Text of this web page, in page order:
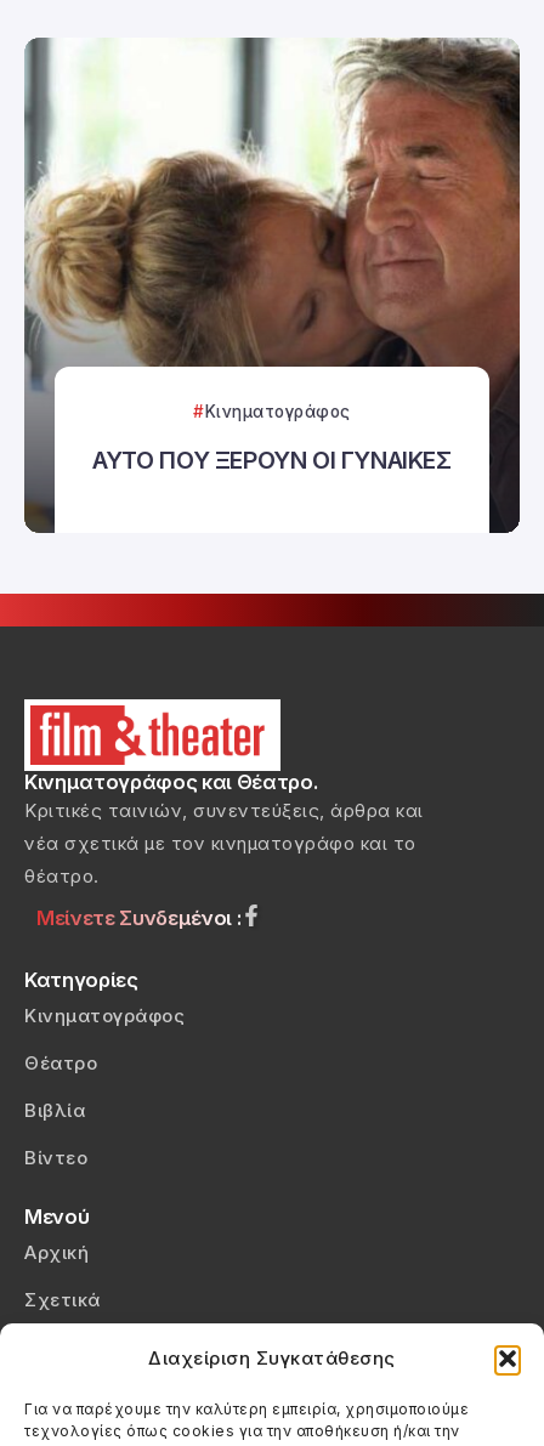
Διαχείριση Συγκατάθεσης
Για να παρέχουμε την καλύτερη εμπειρία, χρησιμοποιούμε
τεχνολογίες όπως cookies για την αποθήκευση ή/και την
Κινηματογράφος
ΑΥΤΟ ΠΟΥ ΞΕΡΟΥΝ ΟΙ ΓΥΝΑΙΚΕΣ
Κινηματογράφος και Θέατρο.
Κριτικές ταινιών, συνεντεύξεις, άρθρα και
νέα σχετικά με τον κινηματογράφο και το
θέατρο.
Μείνετε Συνδεμένοι :
Κατηγορίες
Κινηματογράφος
Θέατρο
Βιβλία
Βίντεο
Μενού
Αρχική
Σχετικά